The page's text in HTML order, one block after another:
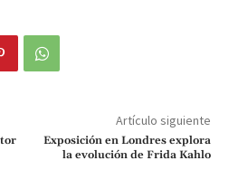
Artículo siguiente
Exposición en Londres explora
la evolución de Frida Kahlo